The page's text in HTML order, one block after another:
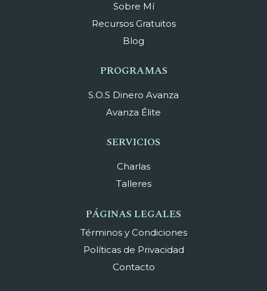
Sobre Mí
Recursos Gratuitos
Blog
PROGRAMAS
S.O.S Dinero Avanza
Avanza Élite
SERVICIOS
Charlas
Talleres
PÁGINAS LEGALES
Términos y Condiciones
Políticas de Privacidad
Contacto